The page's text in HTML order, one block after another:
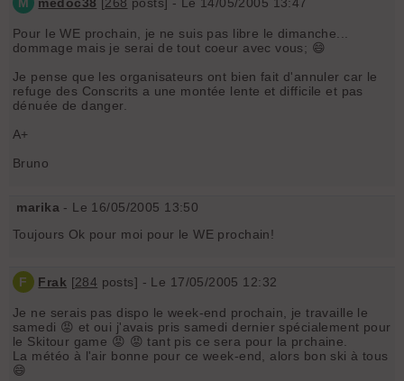
Pour le WE prochain, je ne suis pas libre le dimanche...
dommage mais je serai de tout coeur avec vous; 😄
Je pense que les organisateurs ont bien fait d'annuler car le
refuge des Conscrits a une montée lente et difficile et pas
dénuée de danger.
A+
Bruno
marika - Le 16/05/2005 13:50
Toujours Ok pour moi pour le WE prochain!
F Frak [284 posts] - Le 17/05/2005 12:32
Je ne serais pas dispo le week-end prochain, je travaille le
samedi 😡 et oui j'avais pris samedi dernier spécialement pour
le Skitour game 😡 😡 tant pis ce sera pour la prchaine.
La météo à l'air bonne pour ce week-end, alors bon ski à tous
😄